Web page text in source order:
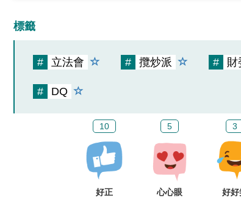
標籤
# 立法會 # 攬炒派 # 財
# DQ
10
好正
5
心心眼
3
好好